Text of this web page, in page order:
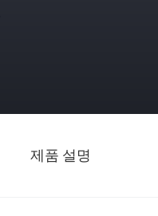
제품 설명